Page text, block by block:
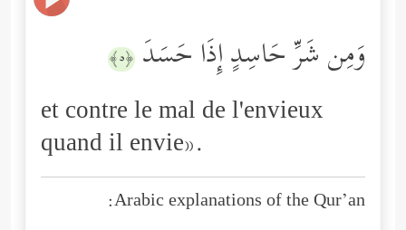
وَمِن شَرِّ حَاسِدٍ إِذَا حَسَدَ ﴿٥﴾
et contre le mal de l'envieux
quand il envie».
Arabic explanations of the Qur’an: